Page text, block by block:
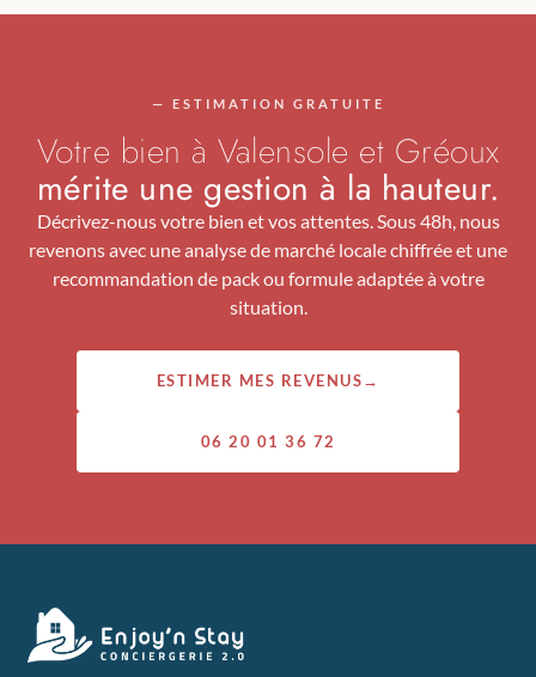
— ESTIMATION GRATUITE
Votre bien à Valensole et Gréoux
mérite une gestion à la hauteur.
Décrivez-nous votre bien et vos attentes. Sous 48h, nous
revenons avec une analyse de marché locale chiffrée et une
recommandation de pack ou formule adaptée à votre
situation.
ESTIMER MES REVENUS →
06 20 01 36 72